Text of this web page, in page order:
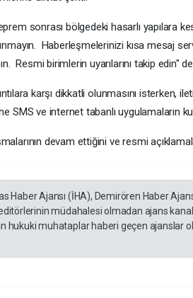
sonrası bölgedeki hasarlı yapılara
Haberleşmelerinizi kısa mesaj
Resmi birimlerin uyarılarını takip edin"
karşı dikkatli olunmasını isterken,
SMS ve internet tabanlı uygulamaların
devam ettiğini ve resmi
Haber Ajansı (İHA), Demirören Haber
müdahalesi olmadan ajans
hukuki muhataplar haberi geçen ajanslar